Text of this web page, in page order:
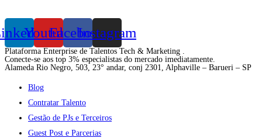
YoutubeFacebookInstagram
Plataforma Enterprise de Talentos Tech & Marketing .
Conecte-se aos top 3% especialistas do mercado imediatamente.
Alameda Rio Negro, 503, 23° andar, conj 2301, Alphaville – Barueri – SP
Blog
Contratar Talento
Gestão de PJs e Terceiros
Guest Post e Parcerias